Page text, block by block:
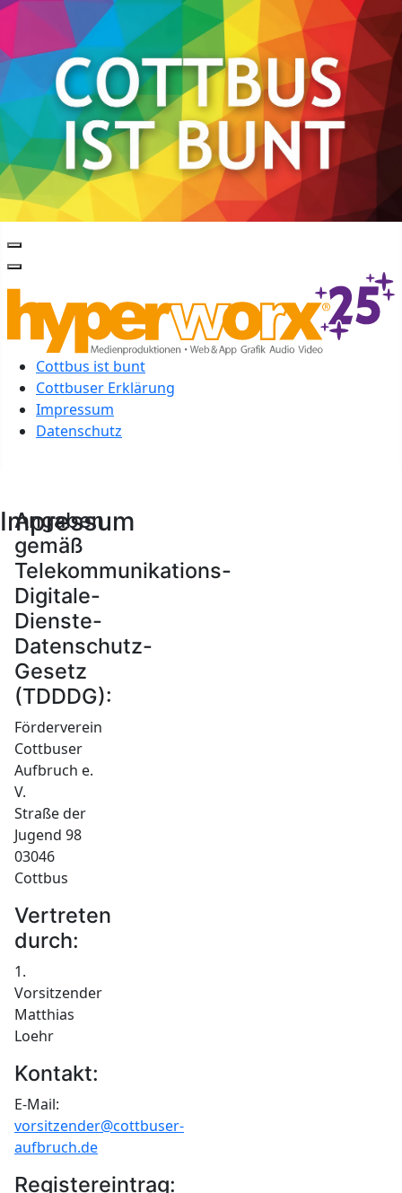
Cottbus ist bunt
Cottbuser Erklärung
Impressum
Datenschutz
Impressum
Angaben
gemäß
Telekommunikations-
Digitale-
Dienste-
Datenschutz-
Gesetz
(TDDDG):
Förderverein
Cottbuser
Aufbruch e.
V.
Straße der
Jugend 98
03046
Cottbus
Vertreten
durch:
1.
Vorsitzender
Matthias
Loehr
Kontakt:
E-Mail:
vorsitzender@cottbuser-
aufbruch.de
Registereintrag: